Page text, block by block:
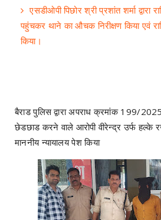
एसडीओपी पिछोर श्री प्रशांत शर्मा द्वारा
पहुंचकर थाने का औचक निरीक्षण किया एवं
किया।
बैराड पुलिस द्वारा अपराध क्रमांक 199/
छेडछाड करने वाले आरोपी वीरेन्द्र उर्फ हल्के
माननीय न्यायालय पेश किया